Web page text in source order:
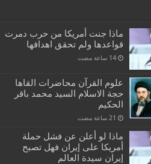
ماذا جنت أمريكا من حرب دمرت
قواعدها ولم تحقق اهدافها
علوم القرآن محاضرات القاها
حجة الاسلام السيد محمد باقر
الحكيم
ماذا لو أعلن عن فشل حملة
أمريكا على إيران فهل تصبح
إيران سيدة العالم